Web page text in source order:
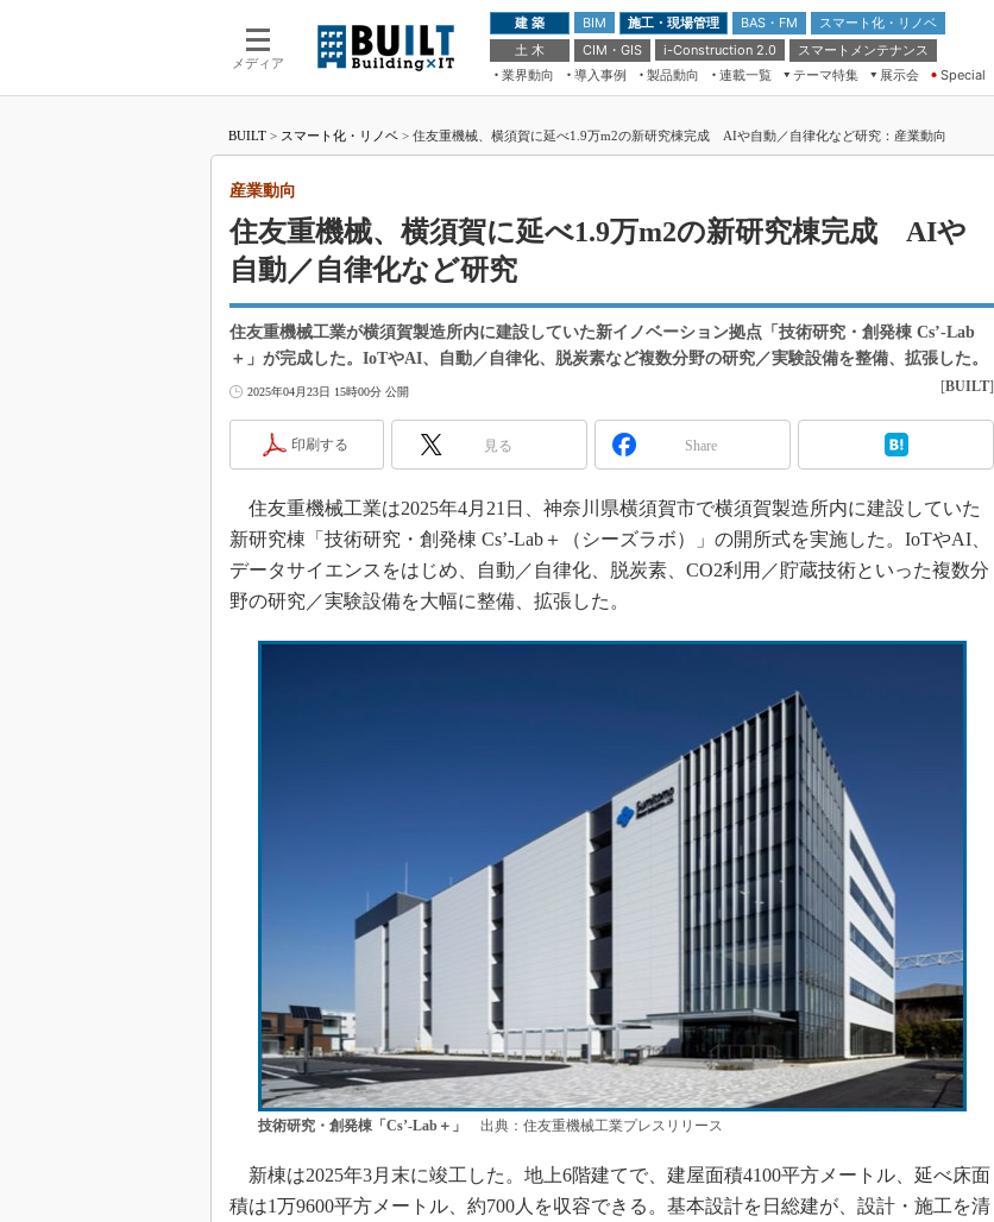
メディア
建 築 BIM 施工・現場管理 BAS・FM
スマート化・リノベ
土 木
CIM・GIS i-Construction 2.0
スマートメンテナンス
業界動向
導入事例 製品動向 連載一覧
テーマ特集
ドローンがもたらす建設業界の“ゲー
ムチェンジ” Ver.2.0
“Society5.0”時代のスマートビル
展示会
第8回 国際 建設・測量展
築・土木・不動産の先端技術展－
メンテナンス・レジリエンスOSAKA
日本 ものづくりワールド 2020
IGAS2018
Special
BUILT > スマート化・リノベ > 住友重機械、横須賀に延べ1.9万m2の新研究棟完成 AIや自動／自律化など研究：産業動向
住友重機械、横須賀に延べ1.9万m2の新研究棟完成 AIや
自動／自律化など研究
産業動向
住友重機械工業が横須賀製造所内に建設していた新イノベーション拠点「技術研究・創発棟 Cs’-Lab
＋」が完成した。IoTやAI、自動／自律化、脱炭素など複数分野の研究／実験設備を整備、拡張した。
2025年04月23日 15時00分 公開 [BUILT]
印刷する 見る Share
住友重機械工業は2025年4月21日、神奈川県横須賀市で横須賀製造所内に建設していた
新研究棟「技術研究・創発棟 Cs’-Lab＋（シーズラボ）」の開所式を実施した。IoTやAI、
データサイエンスをはじめ、自動／自律化、脱炭素、CO2利用／貯蔵技術といった複数分
野の研究／実験設備を大幅に整備、拡張した。
技術研究・創発棟「Cs’-Lab＋」 出典：住友重機械工業プレスリリース
新棟は2025年3月末に竣工した。地上6階建てで、建屋面積4100平方メートル、延べ床面
積は1万9600平方メートル、約700人を収容できる。基本設計を日総建が、設計・施工を清